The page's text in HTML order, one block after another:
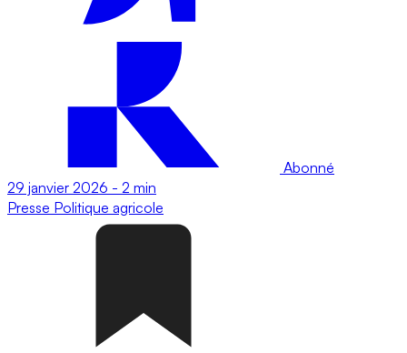
Abonné
29 janvier 2026 - 2 min
Presse Politique agricole